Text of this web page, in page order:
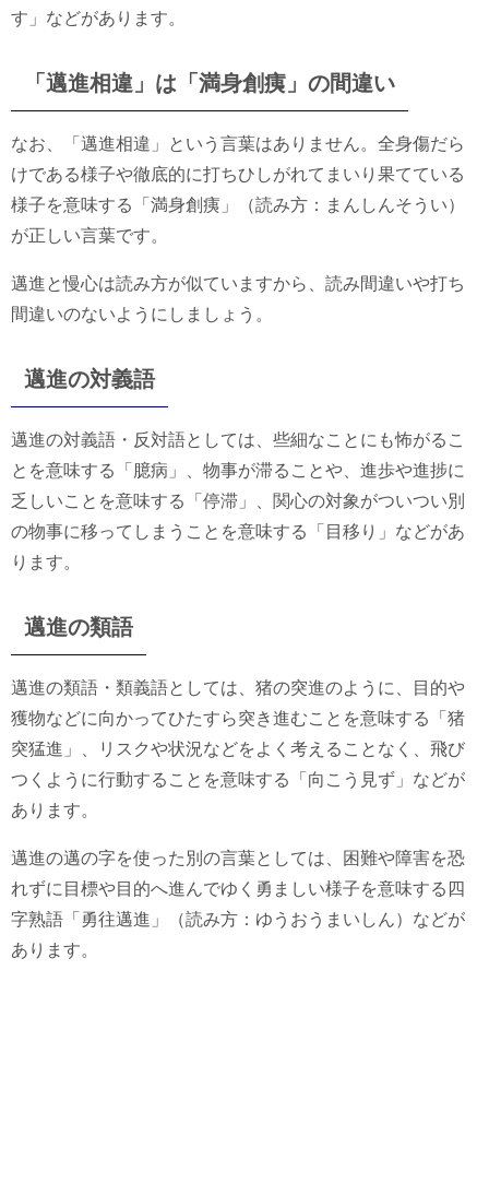
す」などがあります。
「邁進相違」は「満身創痍」の間違い
なお、「邁進相違」という言葉はありません。全身傷だら
けである様子や徹底的に打ちひしがれてまいり果てている
様子を意味する「満身創痍」（読み方：まんしんそうい）
が正しい言葉です。
邁進と慢心は読み方が似ていますから、読み間違いや打ち
間違いのないようにしましょう。
邁進の対義語
邁進の対義語・反対語としては、些細なことにも怖がるこ
とを意味する「臆病」、物事が滞ることや、進歩や進捗に
乏しいことを意味する「停滞」、関心の対象がついつい別
の物事に移ってしまうことを意味する「目移り」などがあ
ります。
邁進の類語
邁進の類語・類義語としては、猪の突進のように、目的や
獲物などに向かってひたすら突き進むことを意味する「猪
突猛進」、リスクや状況などをよく考えることなく、飛び
つくように行動することを意味する「向こう見ず」などが
あります。
邁進の邁の字を使った別の言葉としては、困難や障害を恐
れずに目標や目的へ進んでゆく勇ましい様子を意味する四
字熟語「勇往邁進」（読み方：ゆうおうまいしん）などが
あります。